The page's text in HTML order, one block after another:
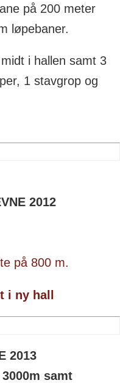
på 200 meter
løpebaner.
i hallen samt 3
1 stavgrop og
2012
på 800 m.
i ny hall
2013
samt